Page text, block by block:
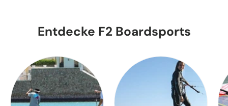
Entdecke F2 Boardsports